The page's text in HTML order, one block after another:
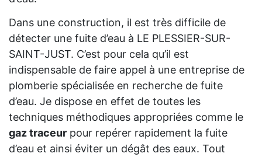
Dans une construction, il est très difficile de
détecter une fuite d’eau à LE PLESSIER-SUR-
SAINT-JUST. C’est pour cela qu’il est
indispensable de faire appel à une entreprise de
plomberie spécialisée en recherche de fuite
d’eau. Je dispose en effet de toutes les
techniques méthodiques appropriées comme le
gaz traceur pour repérer rapidement la fuite
d’eau et ainsi éviter un dégât des eaux. Tout